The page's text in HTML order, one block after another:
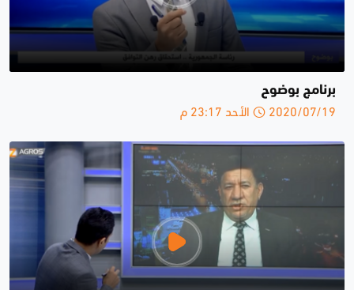
برنامج بوضوح
2020/07/19 الأحد 23:17 م